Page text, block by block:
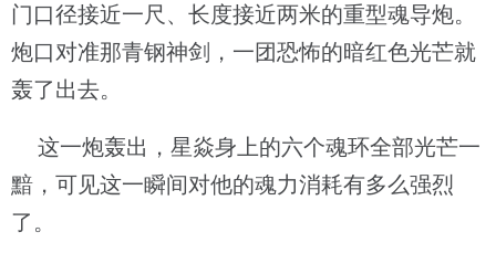
门口径接近一尺、长度接近两米的重型魂导炮。
炮口对准那青钢神剑，一团恐怖的暗红色光芒就
轰了出去。
这一炮轰出，星焱身上的六个魂环全部光芒一
黯，可见这一瞬间对他的魂力消耗有多么强烈
了。